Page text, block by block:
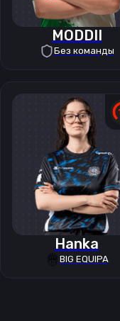
MODDII
Без команды
Hanka
BIG EQUIPA